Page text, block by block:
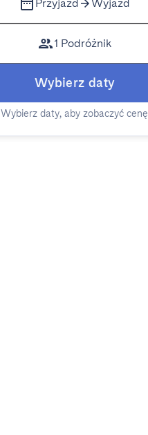
Przyjazd Wyjazd
1 Podróżnik
Wybierz daty
Wybierz daty, aby zobaczyć cenę